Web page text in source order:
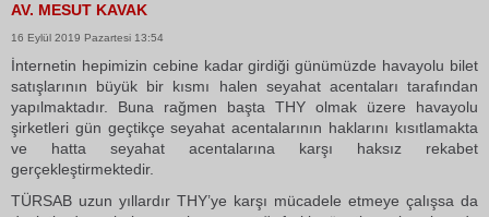
AV. MESUT KAVAK
16 Eylül 2019 Pazartesi 13:54
İnternetin hepimizin cebine kadar girdiği günümüzde havayolu bilet
satışlarının büyük bir kısmı halen seyahat acentaları tarafından
yapılmaktadır. Buna rağmen başta THY olmak üzere havayolu
şirketleri gün geçtikçe seyahat acentalarının haklarını kısıtlamakta
ve hatta seyahat acentalarına karşı haksız rekabet
gerçekleştirmektedir.
TÜRSAB uzun yıllardır THY’ye karşı mücadele etmeye çalışsa da